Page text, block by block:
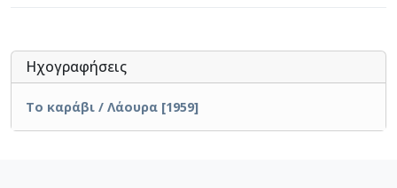
Ηχογραφήσεις
Το καράβι / Λάουρα [1959]